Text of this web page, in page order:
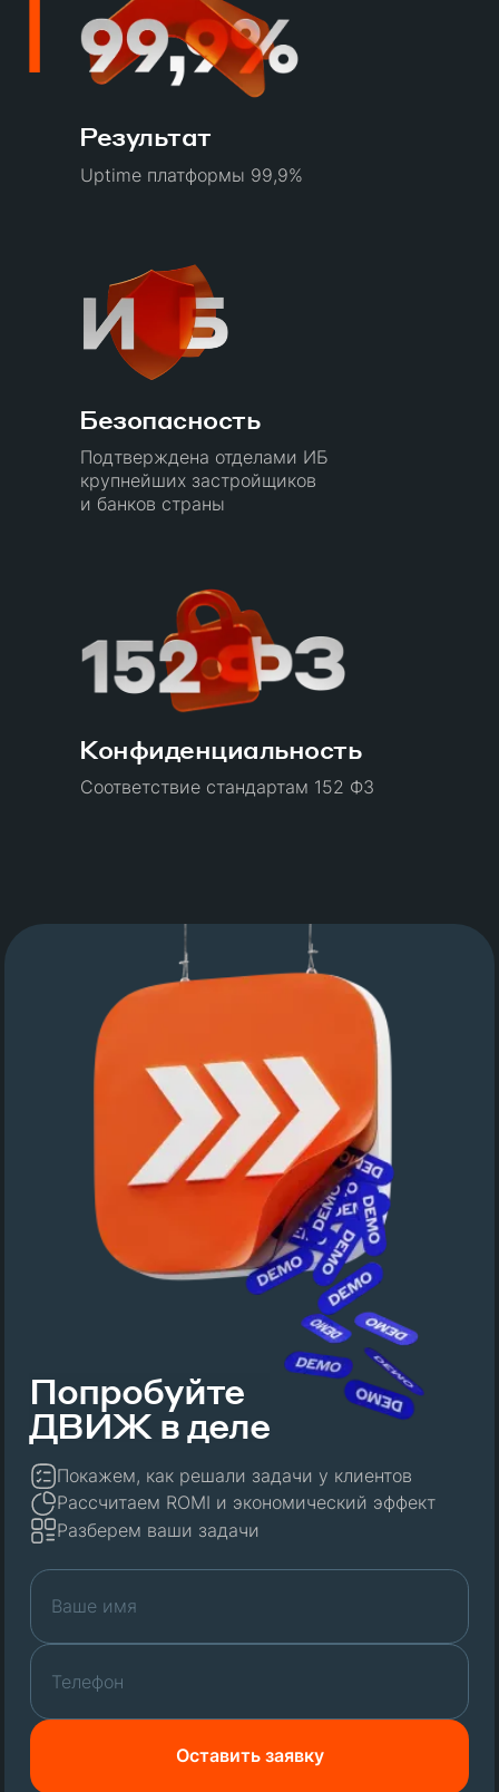
Результат
Uptime платформы 99,9%
Безопасность
Подтверждена отделами ИБ
крупнейших застройщиков
и банков страны
Конфиденциальность
Соответствие стандартам 152 ФЗ
Попробуйте
ДВИЖ в деле
Покажем, как решали задачи у клиентов
Рассчитаем ROMI и экономический эффект
Разберем ваши задачи